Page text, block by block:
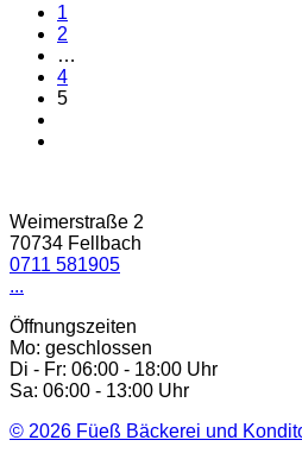
1
2
…
4
5
Weimerstraße 2
70734 Fellbach
0711 581905
...
Öffnungszeiten
Mo: geschlossen
Di - Fr: 06:00 - 18:00 Uhr
Sa: 06:00 - 13:00 Uhr
© 2026 Füeß Bäckerei und